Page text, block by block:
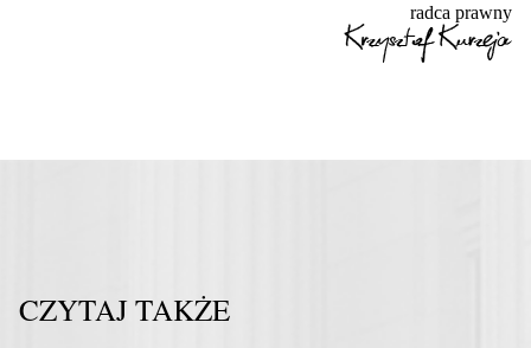
radca prawny
CZYTAJ TAKŻE